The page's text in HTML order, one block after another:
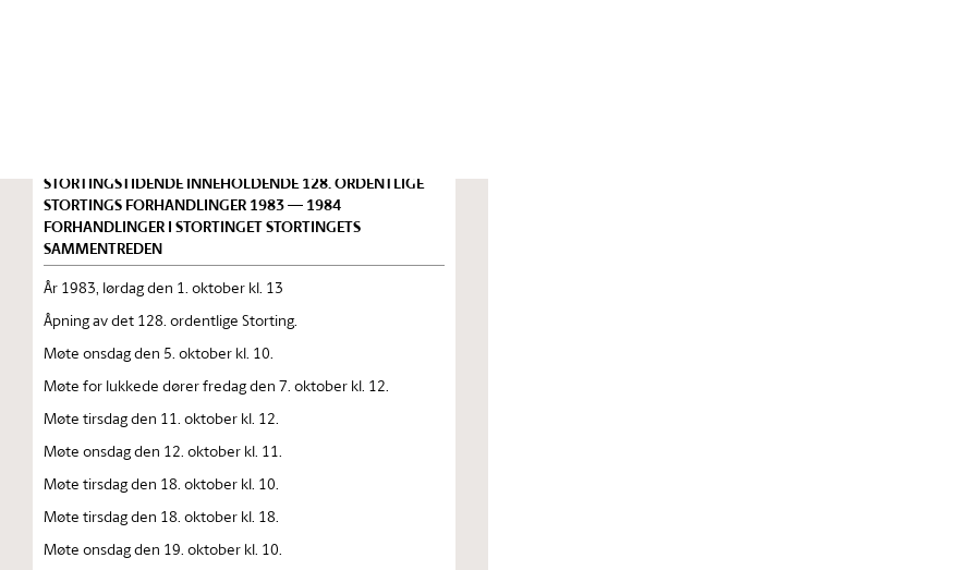
STORTINGSTIDENDE INNEHOLDENDE 128. ORDENTLIGE
STORTINGS FORHANDLINGER 1983 — 1984
FORHANDLINGER I STORTINGET STORTINGETS
SAMMENTREDEN
År 1983, lørdag den 1. oktober kl. 13
Åpning av det 128. ordentlige Storting.
Møte onsdag den 5. oktober kl. 10.
Møte for lukkede dører fredag den 7. oktober kl. 12.
Møte tirsdag den 11. oktober kl. 12.
Møte onsdag den 12. oktober kl. 11.
Møte tirsdag den 18. oktober kl. 10.
Møte tirsdag den 18. oktober kl. 18.
Møte onsdag den 19. oktober kl. 10.